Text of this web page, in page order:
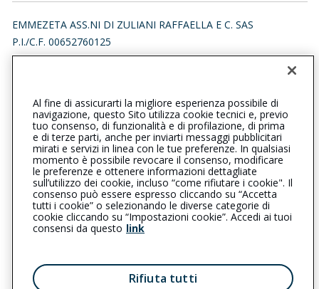
EMMEZETA ASS.NI DI ZULIANI RAFFAELLA E C. SAS
P.I./C.F. 00652760125
PIAZZA RISORGIMENTO 10, 21013 GALLARATE (VA)
0331790175 0331247056
gallaratecentro@cattolica.it
emmezeta.ass@pec.confcommerciogallarate.it
L’intermediario è soggetto al controllo dell’IVASS. Consulta il
Registro RUI al seguentelink
Privacy | Cookie |
Il Gruppo Generali
Al fine di assicurarti la migliore esperienza possibile di
navigazione, questo Sito utilizza cookie tecnici e, previo
tuo consenso, di funzionalità e di profilazione, di prima
e di terze parti, anche per inviarti messaggi pubblicitari
mirati e servizi in linea con le tue preferenze. In qualsiasi
momento è possibile revocare il consenso, modificare
le preferenze e ottenere informazioni dettagliate
sull’utilizzo dei cookie, incluso “come rifiutare i cookie". Il
consenso può essere espresso cliccando su “Accetta
tutti i cookie” o selezionando le diverse categorie di
cookie cliccando su “Impostazioni cookie”. Accedi ai tuoi
consensi da questo link
Rifiuta tutti